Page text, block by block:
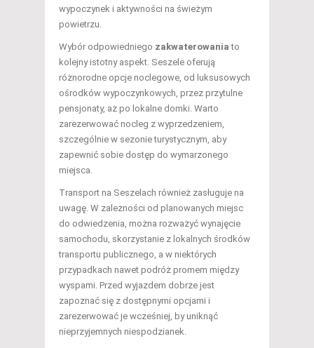
wypoczynek i aktywności na świeżym
powietrzu.
Wybór odpowiedniego zakwaterowania to
kolejny istotny aspekt. Seszele oferują
różnorodne opcje noclegowe, od luksusowych
ośrodków wypoczynkowych, przez przytulne
pensjonaty, aż po lokalne domki. Warto
zarezerwować nocleg z wyprzedzeniem,
szczególnie w sezonie turystycznym, aby
zapewnić sobie dostęp do wymarzonego
miejsca.
Transport na Seszelach również zasługuje na
uwagę. W zależności od planowanych miejsc
do odwiedzenia, można rozważyć wynajęcie
samochodu, skorzystanie z lokalnych środków
transportu publicznego, a w niektórych
przypadkach nawet podróż promem między
wyspami. Przed wyjazdem dobrze jest
zapoznać się z dostępnymi opcjami i
zarezerwować je wcześniej, by uniknąć
nieprzyjemnych niespodzianek.